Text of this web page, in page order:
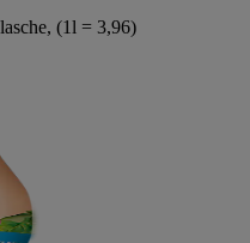
(1l = 3,96)